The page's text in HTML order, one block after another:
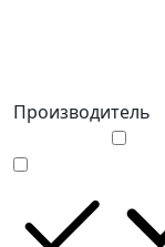
Производитель